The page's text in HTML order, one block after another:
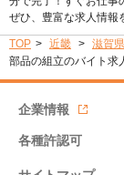
ぜひ、豊富な求人情報
TOP 近畿 滋賀県
部品の組立のバイト求
企業情報
各種許認可